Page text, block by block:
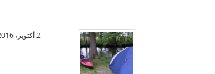
2 أكتوبر، 2016 11:28:14 م